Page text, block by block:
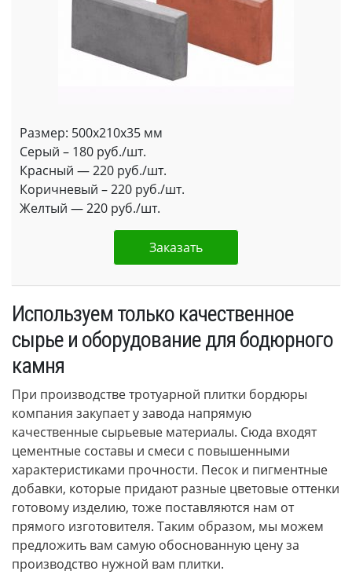
Размер: 500x210x35 мм
Серый – 180 руб./шт.
Красный — 220 руб./шт.
Коричневый – 220 руб./шт.
Желтый — 220 руб./шт.
Заказать
Используем только качественное
сырье и оборудование для бодюрного
камня
При производстве тротуарной плитки бордюры
компания закупает у завода напрямую
качественные сырьевые материалы. Сюда входят
цементные составы и смеси с повышенными
характеристиками прочности. Песок и пигментные
добавки, которые придают разные цветовые оттенки
готовому изделию, тоже поставляются нам от
прямого изготовителя. Таким образом, мы можем
предложить вам самую обоснованную цену за
производство нужной вам плитки.